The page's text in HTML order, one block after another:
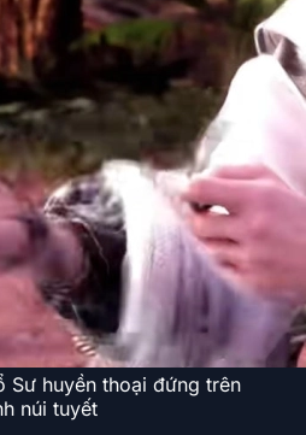
Sư huyền thoại đứng trên
núi tuyết